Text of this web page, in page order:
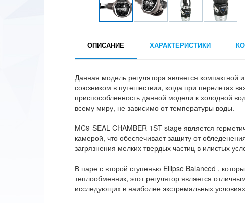
ОПИСАНИЕ ХАРАКТЕРИСТИКИ
Данная модель регулятора является компактной
союзником в путешествии, когда при перелетах
приспособленность данной модели к холодной
всему миру, не зависимо от температуры воды.
MC9-SEAL CHAMBER 1ST stage является
камерой, что обеспечивает защиту от
загрязнения мелких твердых частиц в илистых
В паре с второй ступенью Ellipse Balanced ,
теплообменник, этот регулятор является
исследующих в наиболее экстремальных